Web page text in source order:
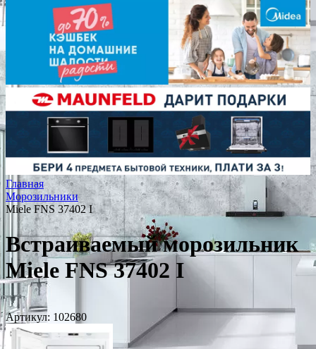
Главная
Морозильники
Miele FNS 37402 I
Встраиваемый морозильник
Miele FNS 37402 I
Артикул: 102680